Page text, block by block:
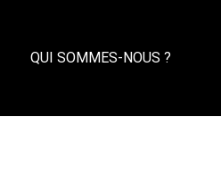
QUI SOMMES-NOUS ?